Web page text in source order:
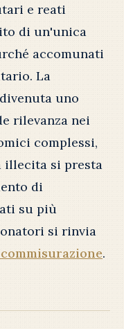
e reati
di un'unica
accomunati
La
uno
rilevanza nei
complessi,
si presta
di
su più
si rinvia
.